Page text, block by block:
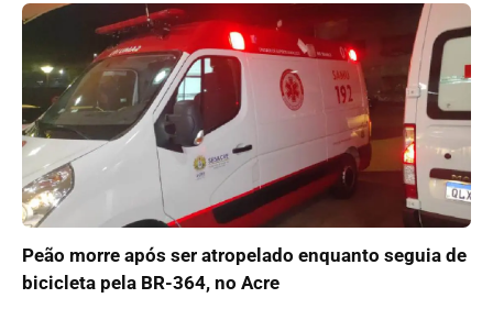
Peão morre após ser atropelado enquanto seguia de
bicicleta pela BR-364, no Acre